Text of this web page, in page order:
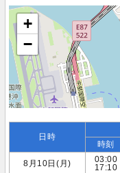
+
−
日時
時刻
8月10日(月)
03:00
17:10